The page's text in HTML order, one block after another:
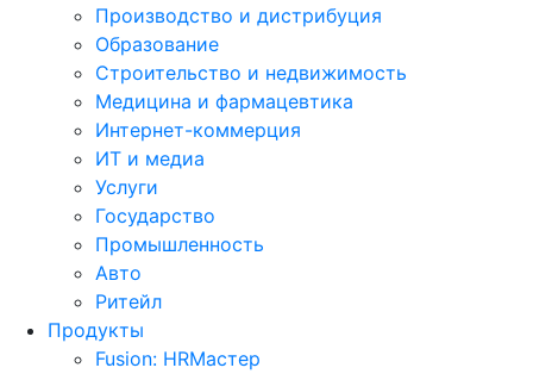
Производство и дистрибуция
Образование
Строительство и недвижимость
Медицина и фармацевтика
Интернет-коммерция
ИТ и медиа
Услуги
Государство
Промышленность
Авто
Ритейл
Продукты
Fusion: HRМастер